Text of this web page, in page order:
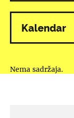
Kalendar
Nema sadržaja.